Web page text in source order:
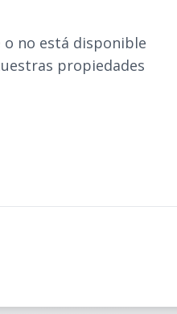
no está disponible
propiedades